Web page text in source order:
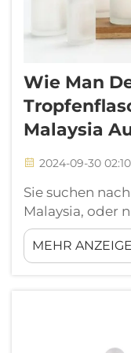
Wie Man
Malaysia
2024-09-30
Sie suchen
Malaysia, oder
im richtigen
Geräten da
MEHR